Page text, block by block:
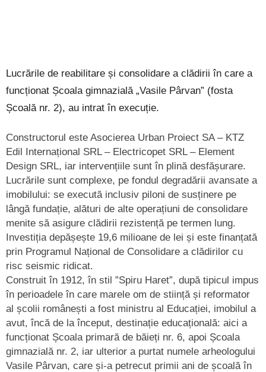
Lucrările de reabilitare și consolidare a clădirii în care a
funcționat Școala gimnazială „Vasile Pârvan” (fosta
Școală nr. 2), au intrat în execuție.
Constructorul este Asocierea Urban Proiect SA – KTZ
Edil Internațional SRL – Electricopet SRL – Element
Design SRL, iar intervențiile sunt în plină desfășurare.
Lucrările sunt complexe, pe fondul degradării avansate a
imobilului: se execută inclusiv piloni de susținere pe
lângă fundație, alături de alte operațiuni de consolidare
menite să asigure clădirii rezistență pe termen lung.
Investiția depășește 19,6 milioane de lei și este finanțată
prin Programul Național de Consolidare a clădirilor cu
risc seismic ridicat.
Construit în 1912, în stil ”Spiru Haret”, după tipicul impus
în perioadele în care marele om de stiință și reformator
al școlii românești a fost ministru al Educației, imobilul a
avut, încă de la început, destinație educațională: aici a
funcționat Școala primară de băieți nr. 6, apoi Școala
gimnazială nr. 2, iar ulterior a purtat numele arheologului
Vasile Pârvan, care și-a petrecut primii ani de școală în